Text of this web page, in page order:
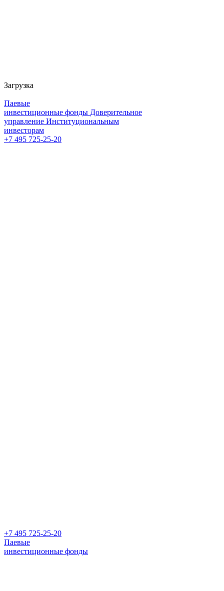
Загрузка
Паевые
инвестиционные фонды Доверительное
управление Институциональным
инвесторам
+7 495 725-25-20
+7 495 725-25-20
Паевые
инвестиционные фонды